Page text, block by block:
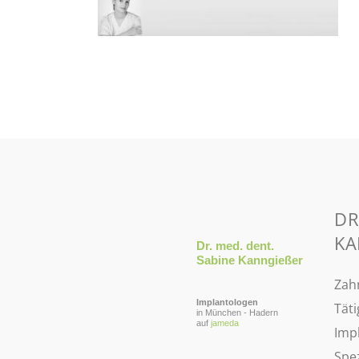
Dr. med. dent.
Sabine Kanngießer
Implantologen
in München - Hadern
auf jameda